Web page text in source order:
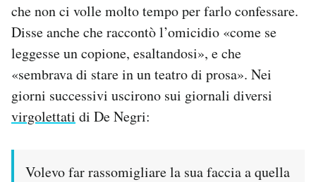
che non ci volle molto tempo per farlo confessare.
Disse anche che raccontò l’omicidio «come se
leggesse un copione, esaltandosi», e che
«sembrava di stare in un teatro di prosa». Nei
giorni successivi uscirono sui giornali diversi
virgolettati di De Negri:
Volevo far rassomigliare la sua faccia a quella